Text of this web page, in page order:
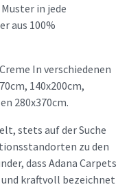
in jede
aus 100%
In verschiedenen
140x200cm,
280x370cm.
stets auf der Suche
zu den
dass Adana Carpets
kraftvoll bezeichnet